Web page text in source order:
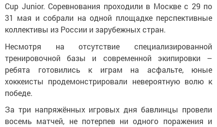
Cup Junior. Соревнования проходили в Москве с 29 по
31 мая и собрали на одной площадке перспективные
коллективы из России и зарубежных стран.
Несмотря на отсутствие специализированной
тренировочной базы и современной экипировки –
ребята готовились к играм на асфальте, юные
хоккеисты продемонстрировали невероятную волю к
победе.
За три напряжённых игровых дня бавлинцы провели
восемь матчей, не потерпев ни одного поражения и